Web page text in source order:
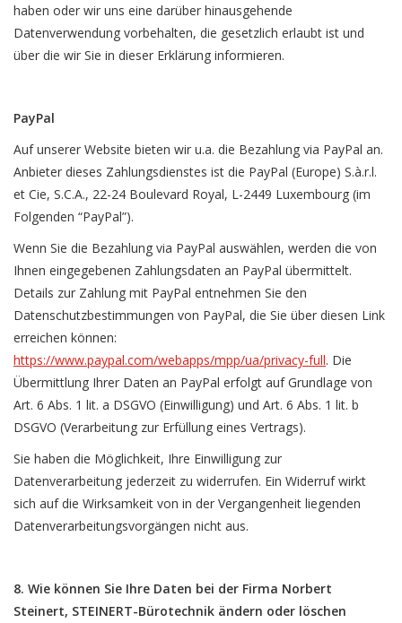
haben oder wir uns eine darüber hinausgehende
Datenverwendung vorbehalten, die gesetzlich erlaubt ist und
über die wir Sie in dieser Erklärung informieren.
PayPal
Auf unserer Website bieten wir u.a. die Bezahlung via PayPal an.
Anbieter dieses Zahlungsdienstes ist die PayPal (Europe) S.à.r.l.
et Cie, S.C.A., 22-24 Boulevard Royal, L-2449 Luxembourg (im
Folgenden “PayPal”).
Wenn Sie die Bezahlung via PayPal auswählen, werden die von
Ihnen eingegebenen Zahlungsdaten an PayPal übermittelt.
Details zur Zahlung mit PayPal entnehmen Sie den
Datenschutzbestimmungen von PayPal, die Sie über diesen Link
erreichen können:
https://www.paypal.com/webapps/mpp/ua/privacy-full. Die
Übermittlung Ihrer Daten an PayPal erfolgt auf Grundlage von
Art. 6 Abs. 1 lit. a DSGVO (Einwilligung) und Art. 6 Abs. 1 lit. b
DSGVO (Verarbeitung zur Erfüllung eines Vertrags).
Sie haben die Möglichkeit, Ihre Einwilligung zur
Datenverarbeitung jederzeit zu widerrufen. Ein Widerruf wirkt
sich auf die Wirksamkeit von in der Vergangenheit liegenden
Datenverarbeitungsvorgängen nicht aus.
8. Wie können Sie Ihre Daten bei der Firma Norbert
Steinert, STEINERT-Bürotechnik ändern oder löschen